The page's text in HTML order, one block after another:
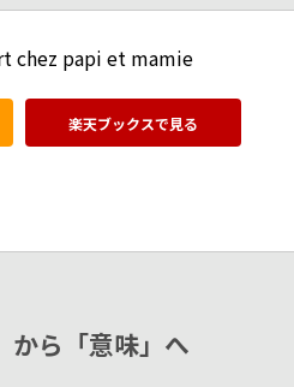
chez papi et mamie
楽天ブックスで見る
から「意味」へ